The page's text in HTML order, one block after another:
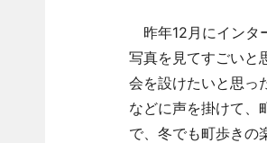
昨年12月にインタ
写真を見てすごいと
会を設けたいと思っ
などに声を掛けて、
で、冬でも町歩きの